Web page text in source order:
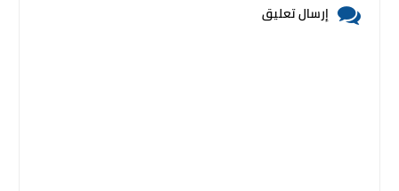
إرسال تعليق